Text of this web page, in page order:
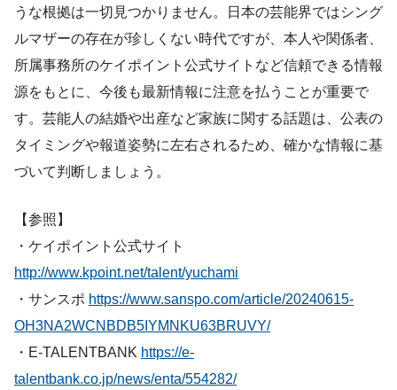
うな根拠は一切見つかりません。日本の芸能界ではシング
ルマザーの存在が珍しくない時代ですが、本人や関係者、
所属事務所のケイポイント公式サイトなど信頼できる情報
源をもとに、今後も最新情報に注意を払うことが重要で
す。芸能人の結婚や出産など家族に関する話題は、公表の
タイミングや報道姿勢に左右されるため、確かな情報に基
づいて判断しましょう。
【参照】
・ケイポイント公式サイト
http://www.kpoint.net/talent/yuchami
・サンスポ https://www.sanspo.com/article/20240615-
OH3NA2WCNBDB5IYMNKU63BRUVY/
・E-TALENTBANK https://e-
talentbank.co.jp/news/enta/554282/